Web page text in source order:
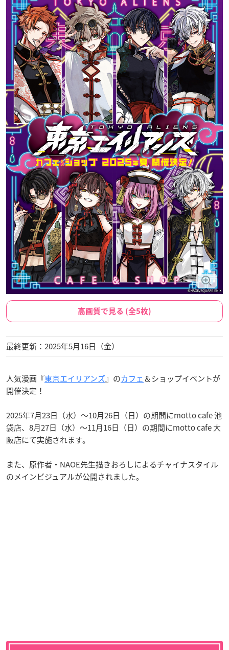
高画質で見る (全5枚)
最終更新：2025年5月16日（金）
人気漫画『東京エイリアンズ』のカフェ ＆ショップイベントが
開催決定！
2025年7月23日（水）～10月26日（日）の期間にmotto cafe 池
袋店、8月27日（水）～11月16日（日）の期間にmotto cafe 大
阪店にて実施されます。
また、原作者・NAOE先生描きおろしによるチャイナスタイル
のメインビジュアルが公開されました。